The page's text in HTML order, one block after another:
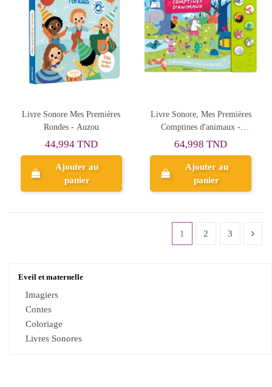
Livre Sonore Mes Premières
Rondes - Auzou
44,994 TND
Ajouter au
panier
Livre Sonore, Mes Premières
Comptines d'animaux -
Auzou
64,998 TND
Ajouter au
panier
1 2 3
Eveil et maternelle
Imagiers
Contes
Coloriage
Livres Sonores